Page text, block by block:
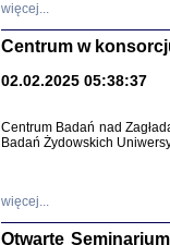
więcej...
Centrum w
02.02.2025 05:38:37
Centrum Badań nad
Badań Żydowskich
więcej...
Otwarte